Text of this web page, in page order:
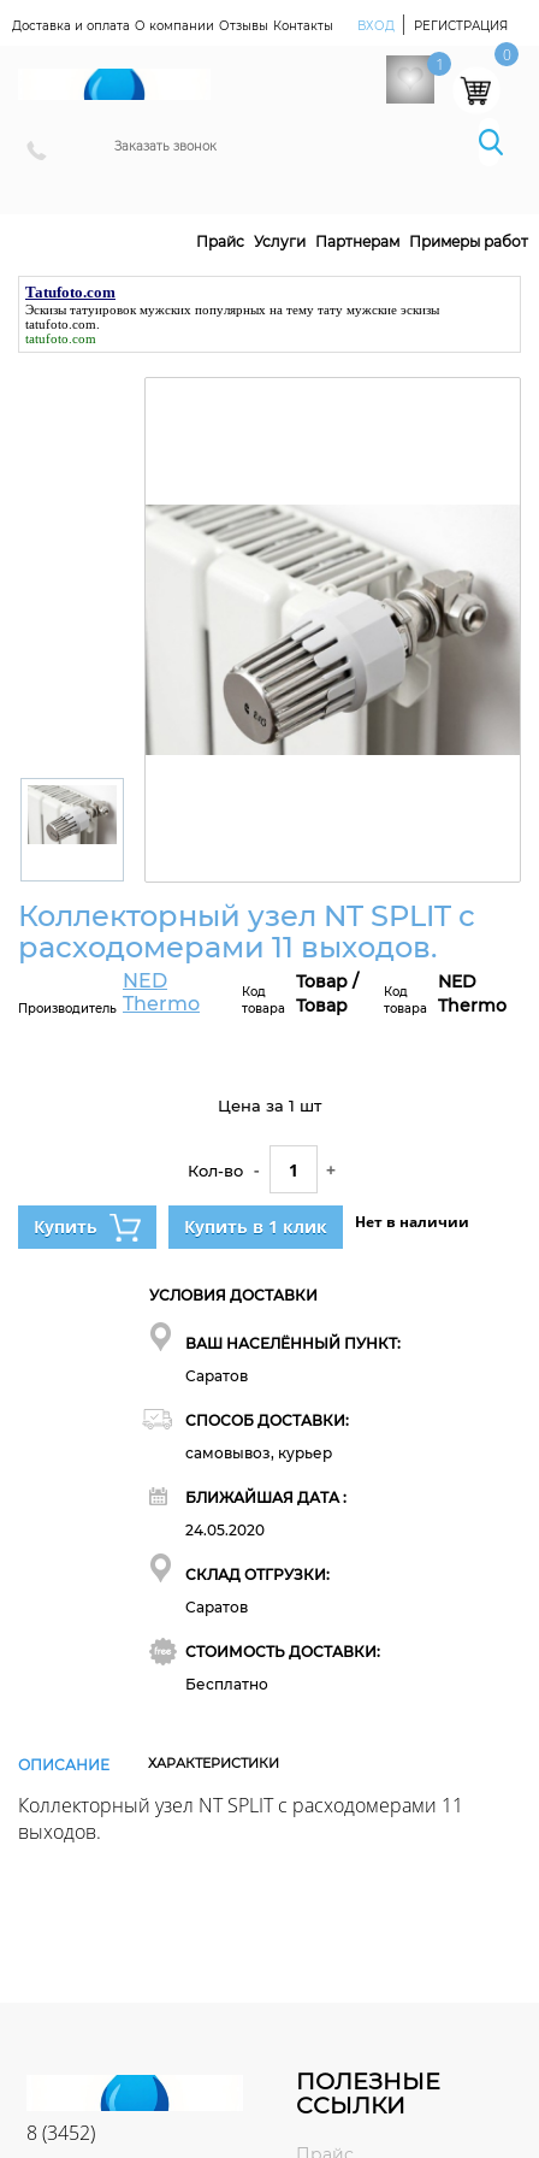
Доставка и оплата О компании Отзывы Контакты
ВХОД | РЕГИСТРАЦИЯ
Заказать звонок
1 0
Прайс Услуги Партнерам Примеры работ
Tatufoto.com
Эскизы татуировок мужских популярных на тему тату мужские эскизы
tatufoto.com
tatufoto.com
Коллекторный узел NT SPLIT с
расходомерами 11 выходов.
Производитель
NED
Thermo
Код
товара
Товар /
Товар
Код
товара
NED
Thermo
Цена за 1 шт
Кол-во - +
Купить Купить в 1 клик Нет в наличии
УСЛОВИЯ ДОСТАВКИ
ВАШ НАСЕЛЁННЫЙ ПУНКТ:
Саратов
СПОСОБ ДОСТАВКИ:
самовывоз, курьер
БЛИЖАЙШАЯ ДАТА :
24.05.2020
СКЛАД ОТГРУЗКИ:
Саратов
СТОИМОСТЬ ДОСТАВКИ:
Бесплатно
ОПИСАНИЕ ХАРАКТЕРИСТИКИ
Коллекторный узел NT SPLIT с расходомерами 11
выходов.
8 (3452)
ПОЛЕЗНЫЕ
ССЫЛКИ